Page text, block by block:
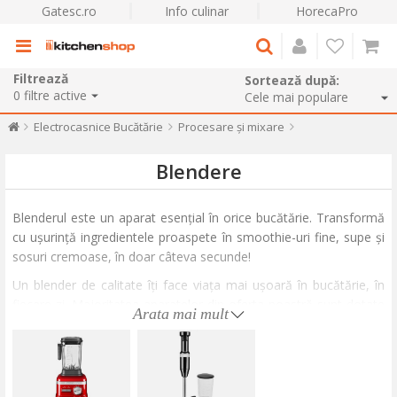
Gatesc.ro Info culinar HorecaPro
Filtrează
0 filtre active
Sortează după:
Electrocasnice Bucătărie Procesare și mixare
Blendere
Blenderul este un aparat esențial în orice bucătărie. Transformă
cu ușurință ingredientele proaspete în smoothie-uri fine, supe și
sosuri cremoase, în doar câteva secunde!
Un blender de calitate îți face viața mai ușoară în bucătărie, în
cu caracteristici de ultimă generație, specifice blenderelor
profesionale, cum ar fi setări de viteză variabilă, lame de precizie
ultrarezistente și mai multe setări de pasare și amestecare.
De ce merită să ai un blender de
Arata mai mult